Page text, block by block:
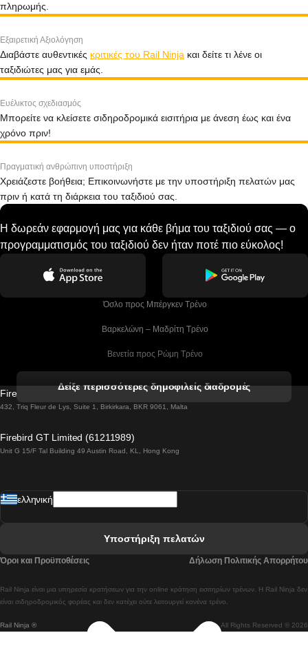
πληρωμής.
Εξαιρετική Αξιολόγηση
Διαβάστε αυθεντικές κριτικές του Rail Ninja και δείτε τι λένε οι
ταξιδιώτες μας για εμάς.
Ευέλικτος σχεδιασμός
Μπορείτε να κλείσετε σιδηροδρομικά εισιτήρια με άνεση έως και ένα
χρόνο πριν!
Πραγματική ανθρώπινη υποστήριξη
Χρειάζεστε βοήθεια; Επικοινωνήστε με την υποστήριξη πελατών μας
πριν ή κατά τη διάρκεια του ταξιδιού σας.
Η δωρεάν εφαρμογή μας για κάθε βήμα του ταξιδιού σας — ο
προγραμματισμός του ταξιδιού δεν ήταν ποτέ πιο εύκολος!
Όσλο προς Μπέργκεν Tρένο
Βαρκελώνη – Μαδρίτη Tρένο
Βενετία προς Ρώμη Τρένο
Βιέννη προς Σάλτσμπουργκ Τρένα
Βουδαπέστη προς Πράγα Tρένο
Λισαβόνα προς Λάγος Tρένο
Λισαβόνα προς Μαδρίτη Τρένα
Δείξε περισσότερες δημοφιλείς διαδρομές
Firebird GT Limited (OC 1451)
432, Triq Fleur de Lys, Suite 1, Birkirkara, BKR 9061, Malta
Firebird GT Limited (61211989)
Unit G 15/F Tal Building 49 Austin Road, KL, Hong Kong
Rail Ninja ® All Rights Reserved © 2026
Rail Ninja είναι μια υπηρεσία κρατήσεων για την online κράτηση εισιτηρίων τρένων. Η Rail Ninja δεν
είναι σιδηροδρομικός φορέας και δεν κατέχει ούτε λειτουργεί κανένα τρένο.
ελληνική
Υποστήριξη πελατών
Όροι και Προϋποθέσεις Δήλωση Πολιτικής Απορρήτου